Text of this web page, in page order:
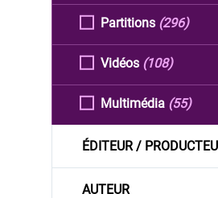
Partitions (296)
Vidéos (108)
Multimédia (55)
ÉDITEUR /
AUTEUR